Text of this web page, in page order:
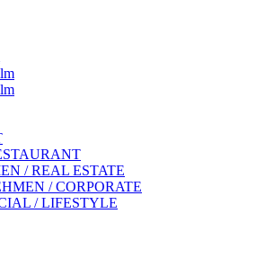
/ REAL ESTATE
/ CORPORATE
/ LIFESTYLE